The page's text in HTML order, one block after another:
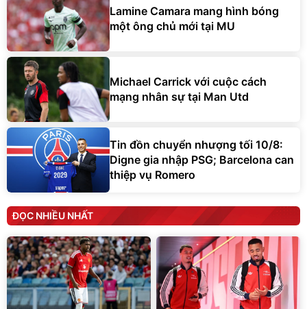
Lamine Camara mang hình bóng
một ông chủ mới tại MU
Michael Carrick với cuộc cách
mạng nhân sự tại Man Utd
Tin đồn chuyển nhượng tối 10/8:
Digne gia nhập PSG; Barcelona can
thiệp vụ Romero
ĐỌC NHIỀU NHẤT